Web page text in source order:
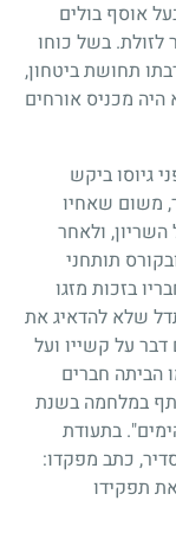
אוסף בולים
לזולת. בשל כוחו
תחושת ביטחון,
היה מכניס אורחים
גיוסו ביקש
משום שאחיו
ולאחר
תותחני
בזכות מזגו
שלא להדאיג את
על קשייו ועל
הביתה חברים
במלחמה בשנת
בתעודת
כתב מפקדו:
תפקידו